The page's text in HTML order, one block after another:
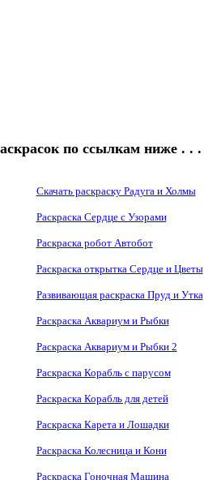
по ссылкам ниже . . .
Скачать раскраску Радуга и Холмы
Раскраска Сердце с Узорами
Раскраска робот Автобот
Раскраска открытка Сердце и Цветы
Развивающая раскраска Пруд и Утка
Раскраска Аквариум и Рыбки
Раскраска Аквариум и Рыбки 2
Раскраска Корабль с парусом
Раскраска Корабль для детей
Раскраска Карета и Лошадки
Раскраска Колесница и Кони
Раскраска Гоночная Машина